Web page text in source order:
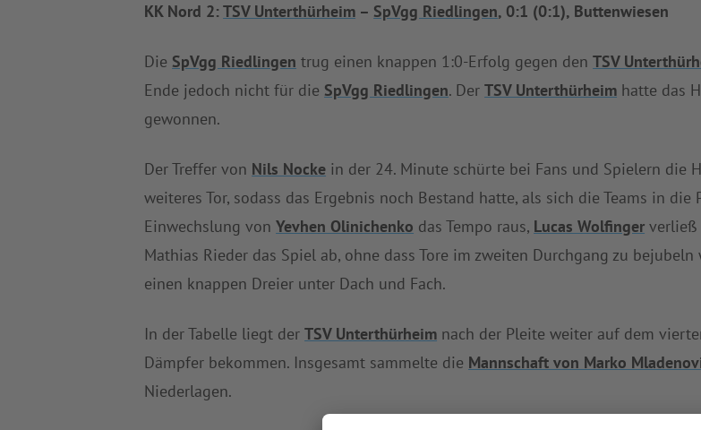
KK Nord 2:TSV Unterthürheim – SpVgg Riedlingen, 0:1 (0:1), Buttenwiesen
Die SpVgg Riedlingen trug einen knappen 1:0-Erfolg gegen denTSV
Ende jedoch nicht für die SpVgg Riedlingen. DerTSV Unterthürheim hatte das
gewonnen.
Der Treffer von Nils Nocke in der 24. Minute schürte bei Fans und Spielern die
weiteres Tor, sodass das Ergebnis noch Bestand hatte, als sich die Teams in
Einwechslung vonYevhen Olinichenko das Tempo raus, Lucas Wolfinger verließ
Mathias Rieder das Spiel ab, ohne dass Tore im zweiten Durchgang zu bejubeln
einen knappen Dreier unter Dach und Fach.
In der Tabelle liegt derTSV Unterthürheim nach der Pleite weiter auf dem
Dämpfer bekommen. Insgesamt sammelte die Mannschaft von Marko
Niederlagen.